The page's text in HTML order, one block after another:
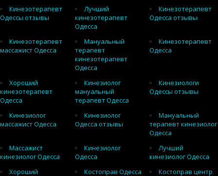
Кинезотерапевт
Одессы отзывы
Лучший
кинезотерапевт
Одесса
Кинезотерапевт
Одесса отзывы
Кинезотерапевт
массажист Одесса
Мануальный
терапевт
кинезотерапевт
Одесса
Кинезотерапевт
Одесса
Хороший
кинезотерапевт
Одесса
Кинезиолог
мануальный
терапевт Одесса
Кинезиологи
Одессы отзывы
Кинезиолог
массажист Одесса
Кинезиолог
Одесса отзывы
Мануальный
терапевт кинезиолог
Одесса
Массажист
кинезиолог Одесса
Кинезиолог
Одесса
Лучший
кинезиолог Одесса
Хороший
Костоправ Одесса Костоправ центр